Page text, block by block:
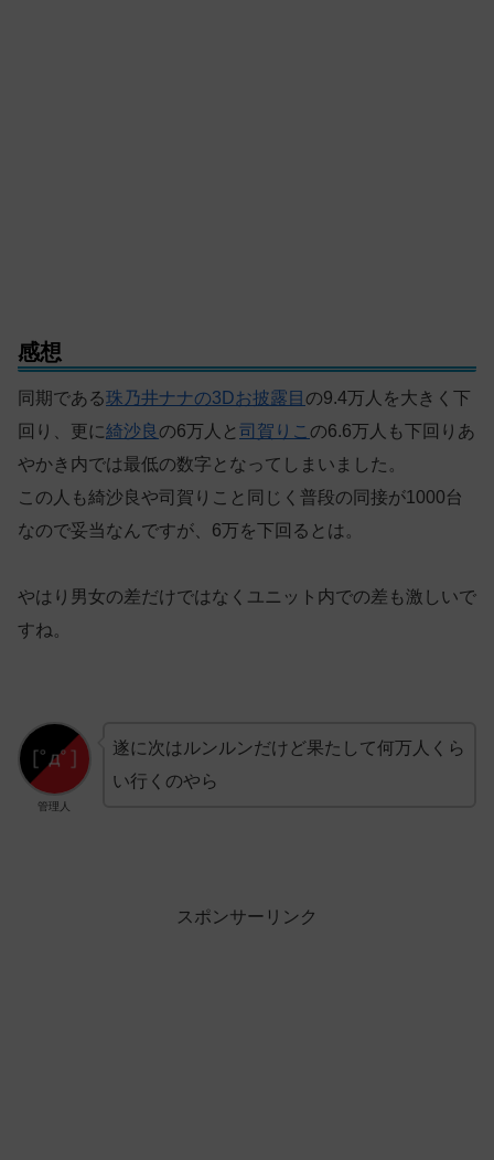
感想
同期である珠乃井ナナの3Dお披露目 の9.4万人を大きく下
回り、更に綺沙良 の6万人と 司賀りこ の6.6万人も下回りあ
やかき内では最低の数字となってしまいました。
この人も綺沙良や司賀りこと同じく普段の同接が1000台
なので妥当なんですが、6万を下回るとは。
やはり男女の差だけではなくユニット内での差も激しいで
すね。
管理人
遂に次はルンルンだけど果たして何万人くら
い行くのやら
スポンサーリンク